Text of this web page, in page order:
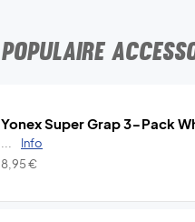
POPULAIRE
Yonex Super Grap 3-Pack
Info
8,95€